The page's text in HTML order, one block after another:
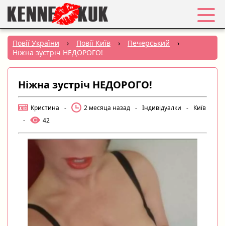
Обране
Вхід
Реєстрація
Міста:
РУС|
УКР
Створити оголошення
Повії України › Повії Київ › Печерський
›
Ніжна зустріч НЕДОРОГО!
Ніжна зустріч НЕДОРОГО!
Кристина - 2 месяца назад - Індивідуалки -
Київ
-
42